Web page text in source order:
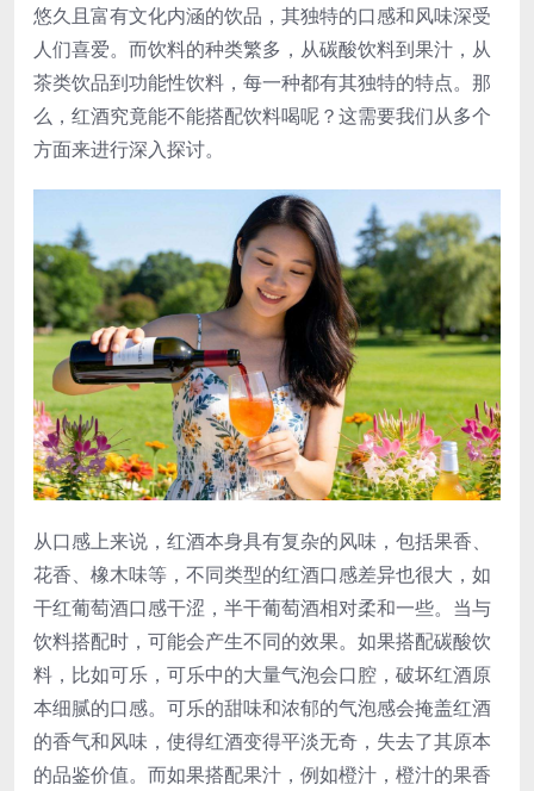
悠久且富有文化内涵的饮品，其独特的口感和风味深受
人们喜爱。而饮料的种类繁多，从碳酸饮料到果汁，从
茶类饮品到功能性饮料，每一种都有其独特的特点。那
么，红酒究竟能不能搭配饮料喝呢？这需要我们从多个
方面来进行深入探讨。
从口感上来说，红酒本身具有复杂的风味，包括果香、
花香、橡木味等，不同类型的红酒口感差异也很大，如
干红葡萄酒口感干涩，半干葡萄酒相对柔和一些。当与
饮料搭配时，可能会产生不同的效果。如果搭配碳酸饮
料，比如可乐，可乐中的大量气泡会口腔，破坏红酒原
本细腻的口感。可乐的甜味和浓郁的气泡感会掩盖红酒
的香气和风味，使得红酒变得平淡无奇，失去了其原本
的品鉴价值。而如果搭配果汁，例如橙汁，橙汁的果香